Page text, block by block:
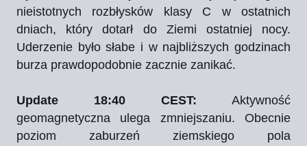
nieistotnych rozbłysków klasy C w ostatnich
dniach, który dotarł do Ziemi ostatniej nocy.
Uderzenie było słabe i w najbliższych godzinach
burza prawdopodobnie zacznie zanikać.
Update 18:40 CEST: Aktywność
geomagnetyczna ulega zmniejszaniu. Obecnie
poziom zaburzeń ziemskiego pola